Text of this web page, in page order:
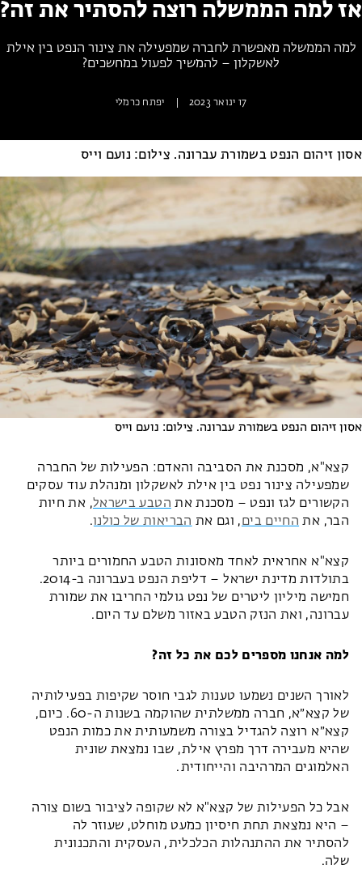
מחנות קיץ
חופשות בבתי ספר שדה
ארץ אהבתי – קבוצות טיולים למבוגרים
אז למה הממשלה רוצה להסתיר את זה?
למה הממשלה מאפשרת לחברה שמפעילה את צינור הנפט בין אילת
לאשקלון – להמשיך לפעול במחשכים?
17 ינואר 2023 יפתח כרמלי
אסון זיהום הנפט בשמורת עברונה. צילום: נועם וייס
אסון זיהום הנפט בשמורת עברונה. צילום: נועם וייס
קצא"א, מסכנת את הסביבה והאדם: הפעילות של החברה
שמפעילה צינור נפט בין אילת לאשקלון ומנהלת עוד עסקים
הקשורים לגז ונפט – מסכנת את הטבע בישראל, את חיות
הבר, את החיים בים, וגם את הבריאות של כולנו.
קצא"א אחראית לאחד מאסונות הטבע החמורים ביותר
בתולדות מדינת ישראל – דליפת הנפט בעברונה ב-2014.
חמישה מיליון ליטרים של נפט גולמי החריבו את שמורת
עברונה, ואת הנזק הטבע באזור משלם עד היום.
למה אנחנו מספרים לכם את כל זה?
לאורך השנים נשמעו טענות לגבי חוסר שקיפות בפעילותיה
של קצא״א, חברה ממשלתית שהוקמה בשנות ה-60. כיום,
קצא״א רוצה להגדיל בצורה משמעותית את כמות הנפט
שהיא מעבירה דרך מפרץ אילת, שבו נמצאת שונית
האלמוגים המרהיבה והייחודית.
אבל כל הפעילות של קצא"א לא שקופה לציבור בשום צורה
– היא נמצאת תחת חיסיון כמעט מוחלט, שעוזר לה
להסתיר את ההתנהלות הכלכלית, העסקית והתכנונית
שלה.